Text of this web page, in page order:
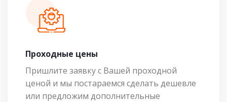
Проходные цены
Пришлите заявку с Вашей проходной
ценой и мы постараемся сделать дешевле
или предложим дополнительные